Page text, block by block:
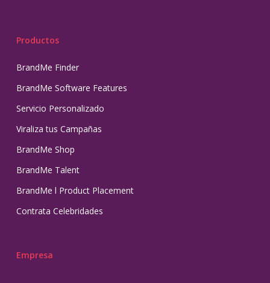
Productos
BrandMe Finder
BrandMe Software Features
Servicio Personalizado
Viraliza tus Campañas
BrandMe Shop
BrandMe Talent
BrandMe l Product Placement
Contrata Celebridades
Empresa